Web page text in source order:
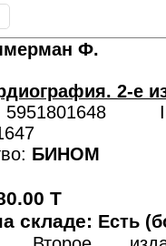
Ф.
2-е
БИНОМ
T
складе: Есть